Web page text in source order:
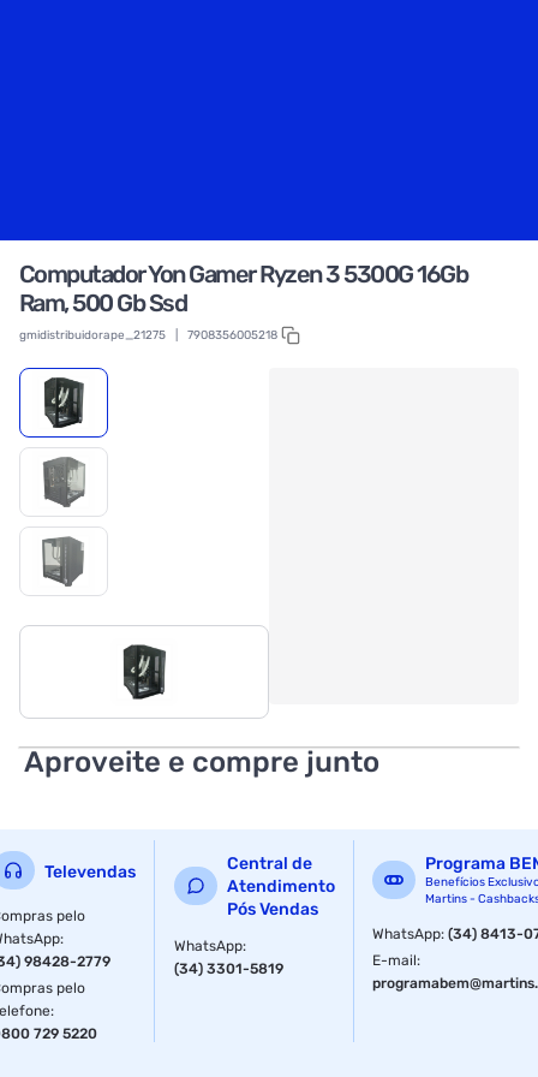
Computador Yon Gamer Ryzen 3 5300G 16Gb
Ram, 500 Gb Ssd
gmidistribuidorape_21275 7908356005218
Aproveite e compre junto
Televendas
pelo
:
98428-2779
pelo
:
729 5220
Central de
Atendimento
Pós Vendas
WhatsApp:
(34) 3301-5819
Programa
Benefícios
Martins -
WhatsApp:(34) 8413-
E-mail: